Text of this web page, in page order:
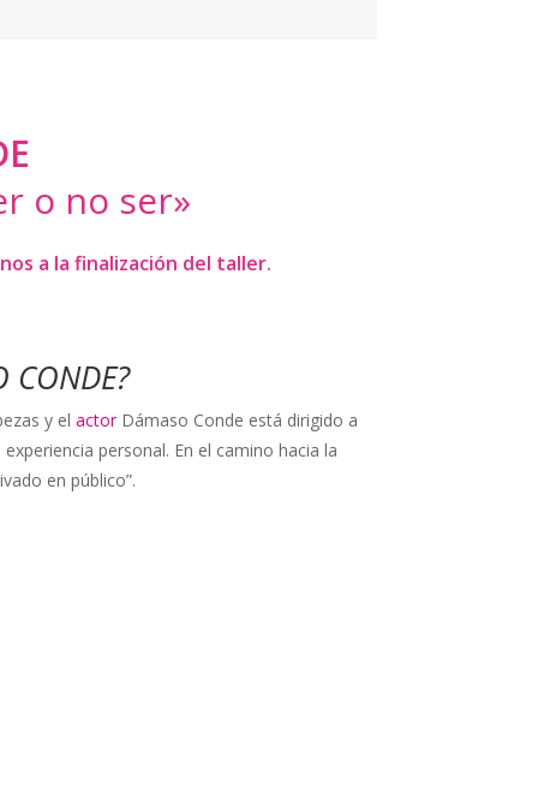
o no ser»
a la finalización del taller.
CONDE?
y elactorDámaso Conde está dirigido a
personal. En el camino hacia la
en público”.